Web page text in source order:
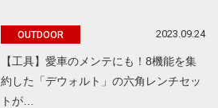
OUTDOOR 2023.09.24
【工具】愛車のメンテにも！8機能を集
約した「デウォルト」の六角レンチセッ
トが…